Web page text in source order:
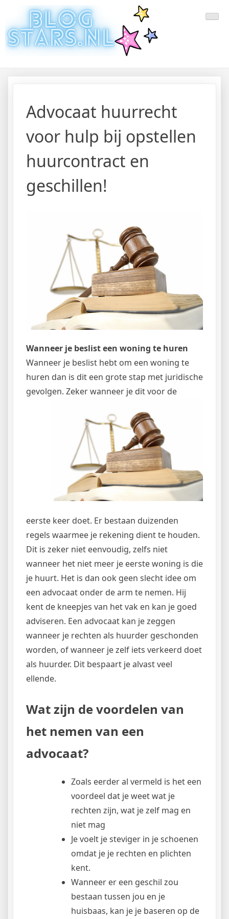
Doorgaan
inhoud
Laatste Nieuws Uit De Media
Van Nederland En Buitenland
Blogger Nieuws, Tips, Trends en Aanbiedingen
Advocaat huurrecht
voor hulp bij opstellen
huurcontract en
geschillen!
Wanneer je beslist een woning te huren
Wanneer je beslist hebt om een woning te
huren dan is dit een grote stap met juridische
gevolgen. Zekerwanneer je dit voor de
eerste keer doet. Er bestaan duizenden
regels waarmee je rekening dient te houden.
Dit is zeker niet eenvoudig, zelfs niet
wanneer het niet meer je eerste woning is die
je huurt. Het is dan ook geen slecht idee om
een advocaat onder de arm te nemen. Hij
kent de kneepjes van het vak en kan je goed
adviseren. Een advocaat kan je zeggen
wanneer je rechten als huurder geschonden
worden, of wanneer je zelf iets verkeerd doet
als huurder. Dit bespaart je alvast veel
ellende.
Wat zijn de voordelen van
het nemen van een
advocaat?
Zoals eerder al vermeld is het een
voordeel dat je weet wat je
rechten zijn, wat je zelf mag en
niet mag
Je voelt je steviger in je schoenen
omdat je je rechten en plichten
kent.
Wanneer er een geschil zou
bestaan tussen jou en je
huisbaas, kan je je baseren op de